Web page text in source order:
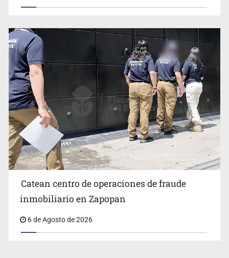
Catean centro de operaciones de fraude
inmobiliario en Zapopan
6 de Agosto de 2026